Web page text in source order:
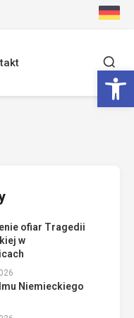
ofiar Tragedii
w
Niemieckiego